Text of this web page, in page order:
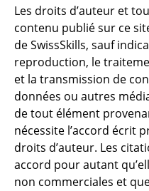
Les droits d’auteur et
contenu publié sur ce
de SwissSkills, sauf
reproduction, le
et la transmission de
données ou autres
de tout élément
nécessite l’accord écrit
droits d’auteur. Les
accord pour autant
non commerciales et